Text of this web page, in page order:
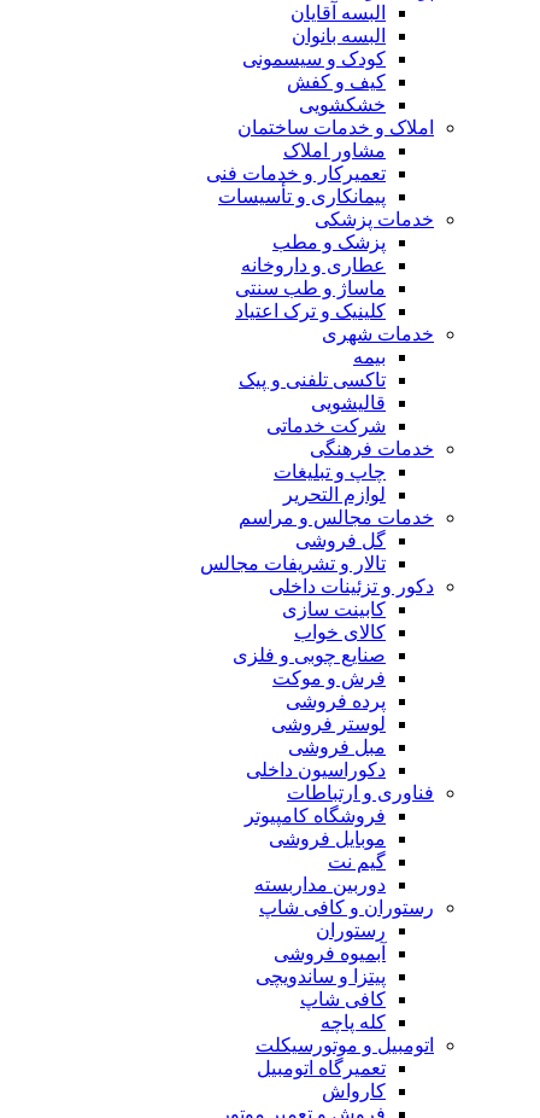
البسه آقایان
البسه بانوان
کودک و سیسمونی
کیف و کفش
خشکشویی
املاک و خدمات ساختمان
مشاور املاک
تعمیرکار و خدمات فنی
پیمانکاری و تأسیسات
خدمات پزشکی
پزشک و مطب
عطاری و داروخانه
ماساژ و طب سنتی
کلینیک و ترک اعتیاد
خدمات شهری
بیمه
تاکسی تلفنی و پیک
قالیشویی
شرکت خدماتی
خدمات فرهنگی
چاپ و تبليغات
لوازم التحریر
خدمات مجالس و مراسم
گل فروشی
تالار و تشریفات مجالس
دکور و تزئینات داخلی
کابینت سازی
کالای خواب
صنایع چوبی و فلزی
فرش و موکت
پرده فروشی
لوستر فروشی
مبل فروشی
دکوراسیون داخلی
فناوری و ارتباطات
فروشگاه كامپيوتر
موبایل فروشی
گیم نت
دوربين مداربسته
رستوران و کافی شاپ
رستوران
آبمیوه فروشی
پیتزا و ساندویچی
کافی شاپ
کله پاچه
اتومبيل و موتورسيكلت
تعمیرگاه اتومبیل
کارواش
فروش و تعمیر موتور